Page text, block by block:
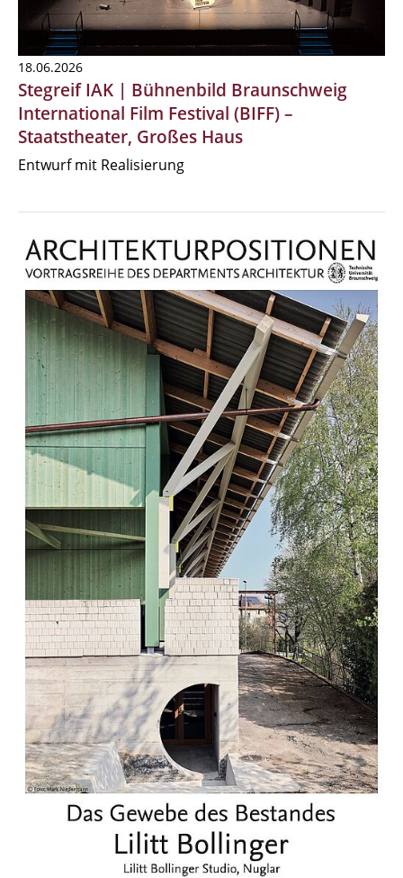
18.06.2026
Stegreif IAK | Bühnenbild Braunschweig
International Film Festival (BIFF) –
Staatstheater, Großes Haus
Entwurf mit Realisierung